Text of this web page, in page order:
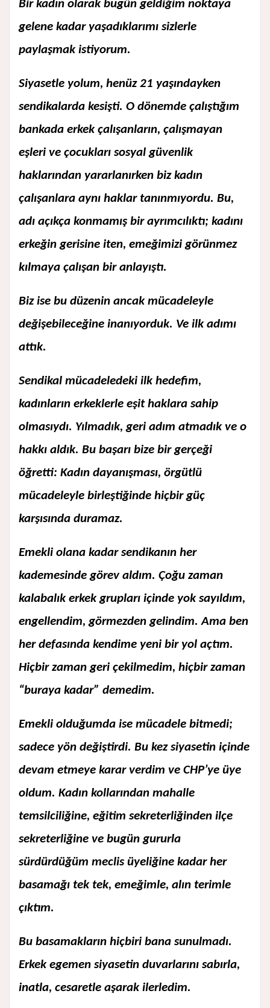
Bir kadın olarak bugün geldiğim noktaya
gelene kadar yaşadıklarımı sizlerle
paylaşmak istiyorum.
Siyasetle yolum, henüz 21 yaşındayken
sendikalarda kesişti. O dönemde çalıştığım
bankada erkek çalışanların, çalışmayan
eşleri ve çocukları sosyal güvenlik
haklarından yararlanırken biz kadın
çalışanlara aynı haklar tanınmıyordu. Bu,
adı açıkça konmamış bir ayrımcılıktı; kadını
erkeğin gerisine iten, emeğimizi görünmez
kılmaya çalışan bir anlayıştı.
Biz ise bu düzenin ancak mücadeleyle
değişebileceğine inanıyorduk. Ve ilk adımı
attık.
Sendikal mücadeledeki ilk hedefim,
kadınların erkeklerle eşit haklara sahip
olmasıydı. Yılmadık, geri adım atmadık ve o
hakkı aldık. Bu başarı bize bir gerçeği
öğretti: Kadın dayanışması, örgütlü
mücadeleyle birleştiğinde hiçbir güç
karşısında duramaz.
Emekli olana kadar sendikanın her
kademesinde görev aldım. Çoğu zaman
kalabalık erkek grupları içinde yok sayıldım,
engellendim, görmezden gelindim. Ama ben
her defasında kendime yeni bir yol açtım.
Hiçbir zaman geri çekilmedim, hiçbir zaman
“buraya kadar” demedim.
Emekli olduğumda ise mücadele bitmedi;
sadece yön değiştirdi. Bu kez siyasetin içinde
devam etmeye karar verdim ve CHP’ye üye
oldum. Kadın kollarından mahalle
temsilciliğine, eğitim sekreterliğinden ilçe
sekreterliğine ve bugün gururla
sürdürdüğüm meclis üyeliğine kadar her
basamağı tek tek, emeğimle, alın terimle
çıktım.
Bu basamakların hiçbiri bana sunulmadı.
Erkek egemen siyasetin duvarlarını sabırla,
inatla, cesaretle aşarak ilerledim.